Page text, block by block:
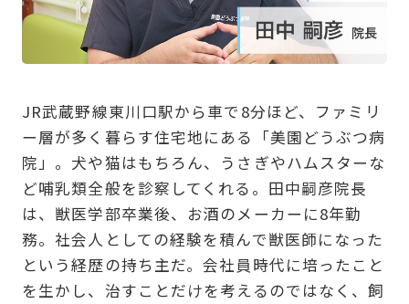
JR武蔵野線東川口駅から車で8分ほど、ファミリ
ー層が多く暮らす住宅地にある「美園どうぶつ病
院」。犬や猫はもちろん、うさぎやハムスターな
ど哺乳類全般を診察してくれる。田中嗣彦院長
は、獣医学部卒業後、お酒のメーカーに8年勤
務。社会人としての経験を積んで獣医師になった
という経歴の持ち主だ。会社員時代に培ったこと
を生かし、治すことだけを考えるのではなく、飼